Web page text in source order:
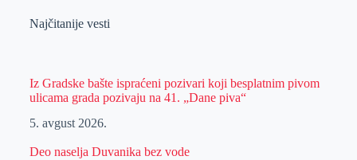
Najčitanije vesti
Iz Gradske bašte ispraćeni pozivari koji besplatnim pivom
ulicama grada pozivaju na 41. „Dane piva“
5. avgust 2026.
Deo naselja Duvanika bez vode